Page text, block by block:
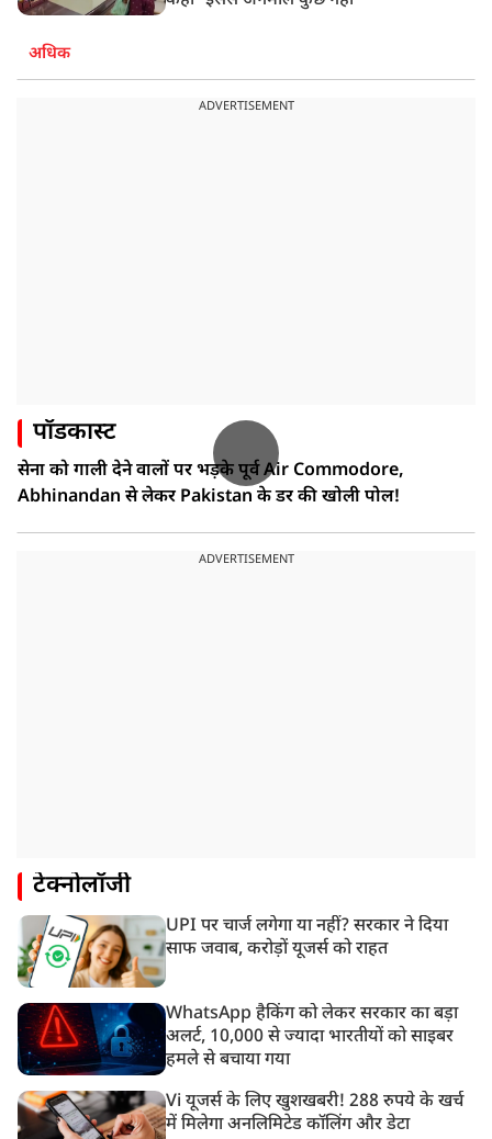
अधिक
ADVERTISEMENT
पॉडकास्ट
सेना को गाली देने वालों पर भड़के पूर्व Air Commodore,
Abhinandan से लेकर Pakistan के डर की खोली पोल!
ADVERTISEMENT
टेक्नोलॉजी
UPI पर चार्ज लगेगा या नहीं? सरकार ने दिया
साफ जवाब, करोड़ों यूजर्स को राहत
WhatsApp हैकिंग को लेकर सरकार का बड़ा
अलर्ट, 10,000 से ज्यादा भारतीयों को साइबर
हमले से बचाया गया
Vi यूजर्स के लिए खुशखबरी! 288 रुपये के खर्च
में मिलेगा अनलिमिटेड कॉलिंग और डेटा